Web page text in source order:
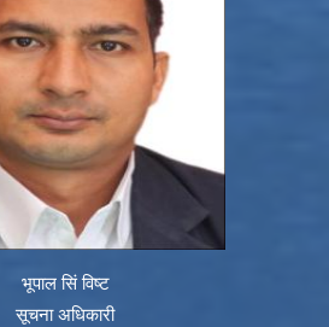
भूपाल सिं विष्ट
सूचना अधिकारी